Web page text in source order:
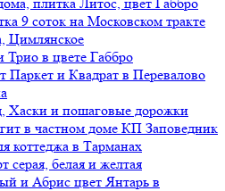
9 соток на Московском тракте
Цимлянское
Трио в цвете Габбро
Паркет и Квадрат в Перевалово
Хаски и пошаговые дорожки
в частном доме КП Заповедник
коттеджа в Тарманах
серая, белая и желтая
и Абрис цвет Янтарь в